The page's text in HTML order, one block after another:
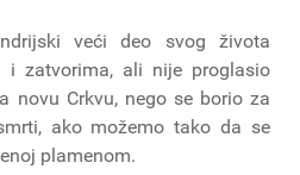
veći deo svog života
i zatvorima, ali nije proglasio
novu Crkvu, nego se borio za
ako možemo tako da se
plamenom.